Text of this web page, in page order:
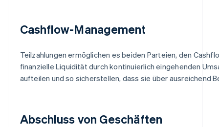
Cashflow-Management
Teilzahlungen ermöglichen es beiden Parteien, den
finanzielle Liquidität durch kontinuierlich eingehenden
aufteilen und so sicherstellen, dass sie über
Abschluss von Geschäften